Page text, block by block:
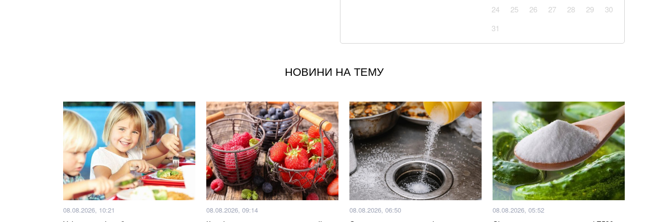
Що корисніше — кавун чи диня: експерти дали пораду
Google прибирає одну з найзручніших функцій Gmail: що зміниться
Ракетний удар по Київщині знищив склади великих компаній: які
наслідки для бізнесу
Літній хіт: салат із кавуном, який готується за 10 хвилин
Шевченко про атаку на стадіон Чорноморець: Це стадіон, де збірна
зіграла свій останній матч в Україні
росія створює бойові підрозділи з українських полонених — звіт ISW
24
25 26 27 28 29
30
31
НОВИНИ НА ТЕМУ
08.08.2026, 10:21 08.08.2026, 09:14 08.08.2026, 06:50 08.08.2026, 05:52